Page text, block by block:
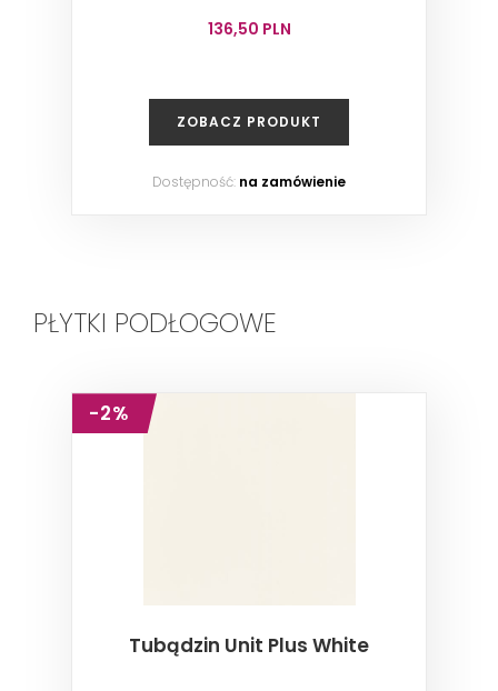
136,50 PLN
ZOBACZ PRODUKT
Dostępność: na zamówienie
PŁYTKI PODŁOGOWE
-2%
Tubądzin Unit Plus White